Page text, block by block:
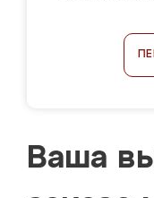
Ваша